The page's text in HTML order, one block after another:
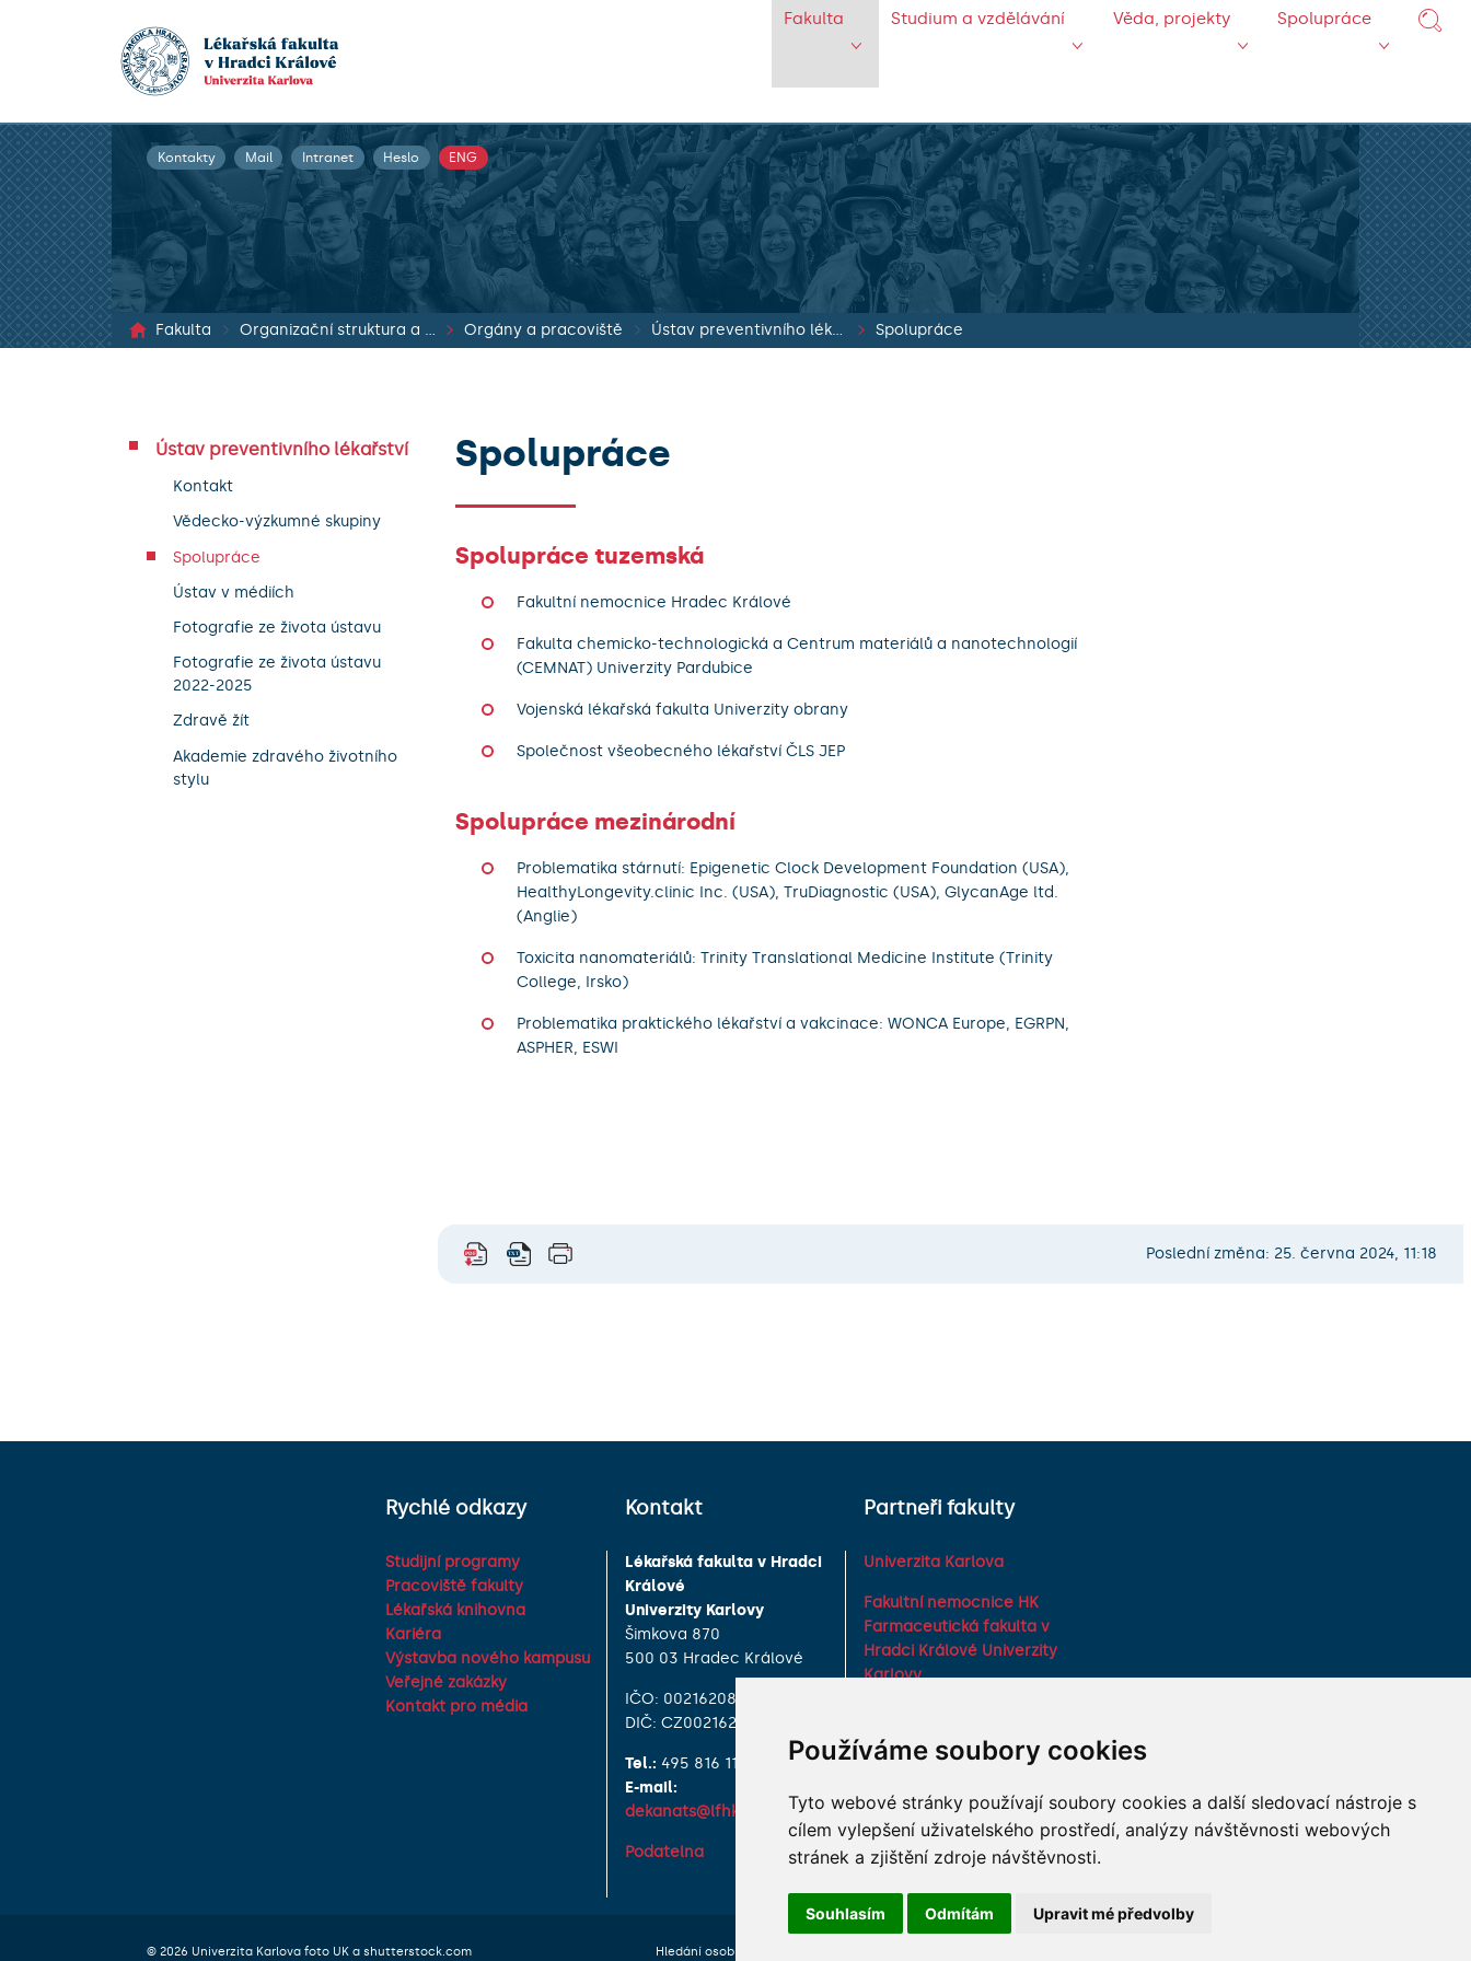
Používáme soubory cookies
Tyto webové stránky používají soubory cookies a další sledovací nástroje s
cílem vylepšení uživatelského prostředí, analýzy návštěvnosti webových
stránek a zjištění zdroje návštěvnosti.
Souhlasím Odmítám Upravit mé předvolby
Fakulta Studium a vzdělávání Věda, projekty Spolupráce
Kontakty Mail Intranet Heslo ENG
Fakulta Organizační struktura a dokumenty Orgány a pracoviště Ústav preventivního lékařství Spolupráce
Ústav preventivního lékařství
Kontakt
Vědecko-výzkumné skupiny
Spolupráce
Ústav v médiích
Fotografie ze života ústavu
Fotografie ze života ústavu
2022-2025
Zdravě žít
Akademie zdravého životního
stylu
Spolupráce
Spolupráce tuzemská
Fakultní nemocnice Hradec Králové
Fakulta chemicko-technologická a Centrum materiálů a nanotechnologií
(CEMNAT) Univerzity Pardubice
Vojenská lékařská fakulta Univerzity obrany
Společnost všeobecného lékařství ČLS JEP
Spolupráce mezinárodní
Problematika stárnutí: Epigenetic Clock Development Foundation (USA),
HealthyLongevity.clinic Inc. (USA), TruDiagnostic (USA), GlycanAge ltd.
(Anglie)
Toxicita nanomateriálů: Trinity Translational Medicine Institute (Trinity
College, Irsko)
Problematika praktického lékařství a vakcinace: WONCA Europe, EGRPN,
ASPHER, ESWI
Poslední změna: 25. června 2024, 11:18
Rychlé odkazy
Studijní programy
Pracoviště fakulty
Lékařská knihovna
Kariéra
Výstavba nového kampusu
Veřejné zakázky
Kontakt pro média
Kontakt
Lékařská fakulta v Hradci
Králové
Univerzity Karlovy
Šimkova 870
500 03 Hradec Králové
IČO: 00216208
DIČ: CZ00216208
Tel.: 495 816 111
E-mail:
dekanats@lfhk.cuni.cz
Podatelna
Partneři fakulty
Univerzita Karlova
Fakultní nemocnice HK
Farmaceutická fakulta v
Hradci Králové Univerzity
Karlovy
Studentské spolky na LF HK
fakult ČR
© 2026 Univerzita Karlova foto UK a shutterstock.com Hledání osob